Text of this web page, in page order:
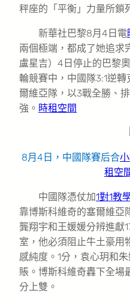
秤座的「平衡」力量所鎖
新華社巴黎8月4日電
兩個極端，都成了她追求
盧星吉）4日停止的巴黎
輪競賽中，中國隊3:1逆轉
爾維亞隊，以3戰全勝、
強。 時租空間
8月4日，中國隊賽后合
租空
中國隊憑仗加1對1教
靠博斯科維奇的塞爾維亞
龔翔宇和王媛媛分辨進獻
室，他必須阻止牛土豪用
感純度。1分，袁心玥和
賬。博斯科維奇轟下全場
分上雙。